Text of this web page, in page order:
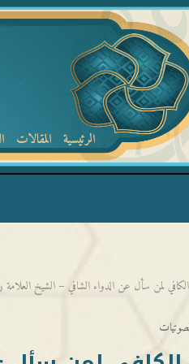
الرئيسية المقالات
لمن سأل عن الدواء الشافي – الشيخ العلامة